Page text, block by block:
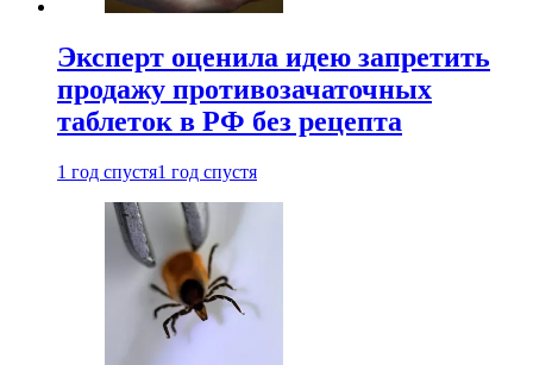
Эксперт оценила идею запретить
продажу противозачаточных
таблеток в РФ без рецепта
1 год спустя1 год спустя